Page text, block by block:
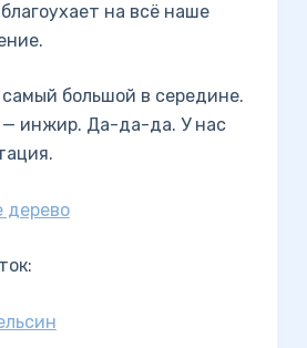
на всё наше
большой в середине.
— инжир. Да-да-да. У нас